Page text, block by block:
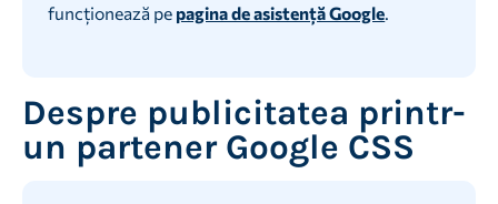
funcționează pe pagina de asistență Google.
Despre publicitatea printr-
un partener Google CSS